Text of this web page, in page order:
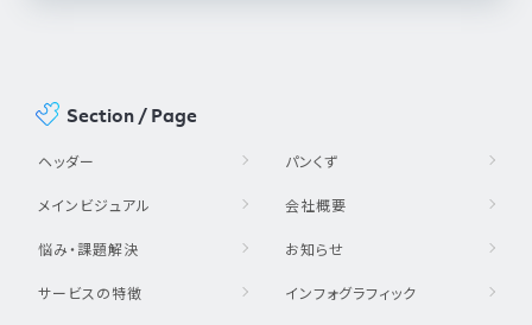
Section / Page
ヘッダー
メインビジュアル
悩み・課題解決
サービスの特徴
パンくず
会社概要
お知らせ
インフォグラフィック